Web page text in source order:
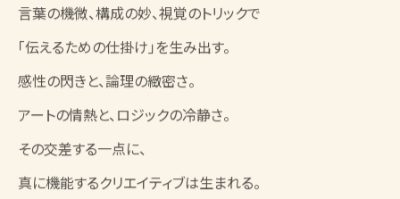
言葉の機微、構成の妙、視覚のトリックで
「伝えるための仕掛け」を生み出す。
感性の閃きと、論理の緻密さ。
アートの情熱と、ロジックの冷静さ。
その交差する一点に、
真に機能するクリエイティブは生まれる。